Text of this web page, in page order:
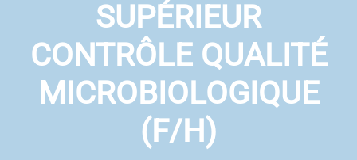
SUPÉRIEUR
CONTRÔLE QUALITÉ
MICROBIOLOGIQUE
(F/H)